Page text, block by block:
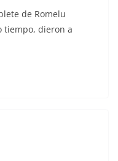
de Romelu
tiempo, dieron a